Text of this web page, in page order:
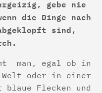
gebe nie
die Dinge nach
sind,
man, egal ob in
oder in einer
blaue Flecken und